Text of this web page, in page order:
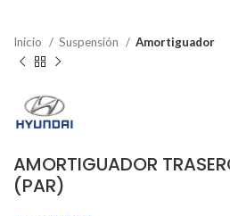
Inicio Suspensión Amortiguador
AMORTIGUADOR
(PAR)